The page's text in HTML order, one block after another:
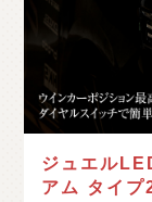
ジュエル
アム タイプ